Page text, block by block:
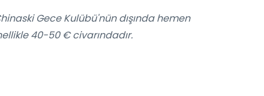
Gece Kulübü'nün dışında hemen
40-50 € civarındadır.